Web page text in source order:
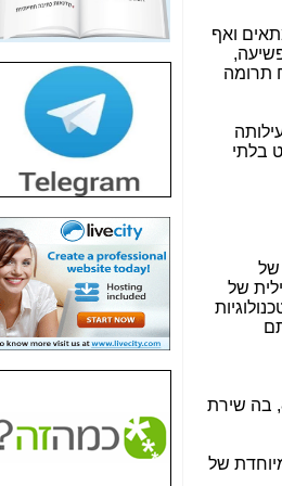
ואף
תרומה
433. רוב פעילותה
בלתי
של
של
(הועלה לדרגת נצ"מ אחרי הירצחו). הוא אותר ע"י משטרת ישראל ביחידה 8200, בה שירת
של
חשיפת חשד לשחיתות
הדומה לזו של "תיק
הסלולר -כאן
חשיפת מה שלא
רוצים שתדעו בעניין
פריסת אנלימיטד
(בניחוח בלתי נסבל) -
כאן
חשיפה: איוב קרא
אישר לקבוצת סלקום
בדיוק מה שביבי אישר
כאן
האם השר איוב קרא
היה צריך בכלל לחתום
על האישור, שנתן
האם ביבי וקרא קבלו
בכלל תמורה עבור
ההטבות הרגולטוריות